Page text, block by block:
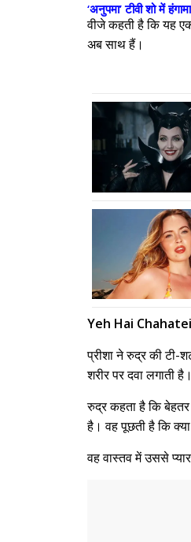
‘अनुपमा’ टीवी शो में
वीजे कहती है कि यह
अब साथ हैं।
Yeh Hai
प्रीशा ने रुद्र की टी-
शरीर पर दवा लगाती है।
रुद्र कहता है कि
है। वह पूछती है कि
वह वास्तव में उससे